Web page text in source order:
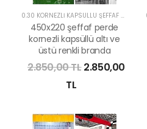
0.30 KORNEZLİ KAPSÜLLÜ ŞEFFAF PERDE
450x220 şeffaf perde
kornezli kapsüllü altı ve
üstü renkli branda
2.850,00 TL2.850,00
TL